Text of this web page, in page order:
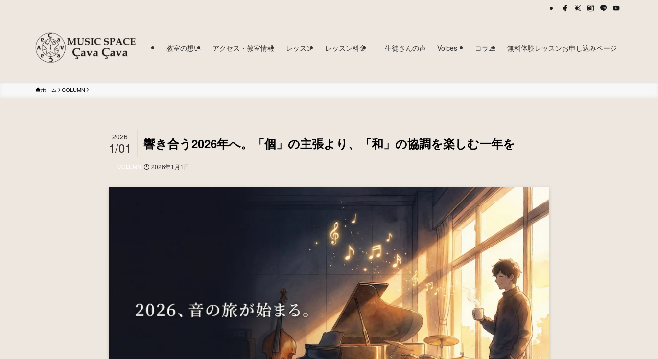
教室の想い アクセス・教室情報 レッスン レッスン料金 生徒さんの声 - Voices – コラム 無料体験レッスンお申し込みページ
ホーム COLUMN
響き合う2026年へ。「個」の主張より、「和」の協調を楽しむ一年を
2026
1/01
COLUMN 2026年1月1日